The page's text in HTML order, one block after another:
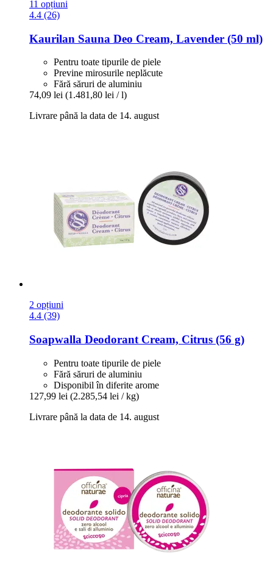
11 opțiuni
4.4 (26)
Kaurilan Sauna Deo Cream, Lavender (50 ml)
Pentru toate tipurile de piele
Previne mirosurile neplăcute
Fără săruri de aluminiu
74,09 lei (1.481,80 lei / l)
Livrare până la data de 14. august
2 opțiuni
4.4 (39)
Soapwalla Deodorant Cream, Citrus (56 g)
Pentru toate tipurile de piele
Fără săruri de aluminiu
Disponibil în diferite arome
127,99 lei (2.285,54 lei / kg)
Livrare până la data de 14. august